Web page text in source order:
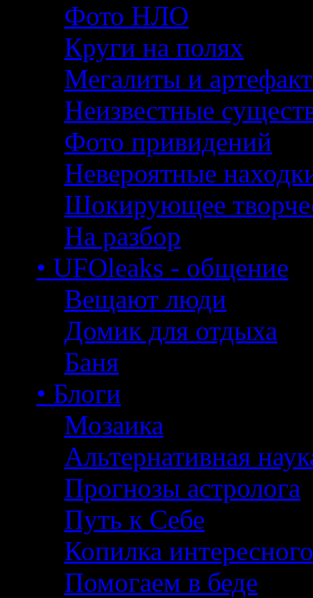
Фото НЛО
Круги на полях
Мегалиты и
Неизвестные
Фото привидений
Невероятные
Шокирующее
На разбор
• UFOleaks - общение
Вещают люди
Домик для отдыха
Баня
• Блоги
Мозаика
Альтернативная
Прогнозы астролога
Путь к Себе
Копилка интересного
Помогаем в беде